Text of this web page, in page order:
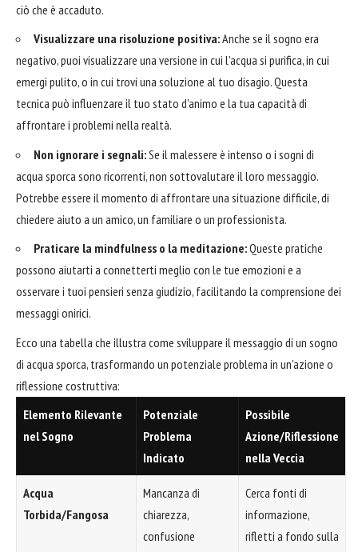
ciò che è accaduto.
Visualizzare una risoluzione positiva:Anche se il sogno era
negativo, puoi visualizzare una versione in cui l'acqua si purifica, in cui
emergi pulito, o in cui trovi una soluzione al tuo disagio. Questa
tecnica può influenzare il tuo stato d'animo e la tua capacità di
affrontare i problemi nella realtà.
Non ignorare i segnali:Se il malessere è intenso o i sogni di
acqua sporca sono ricorrenti, non sottovalutare il loro messaggio.
Potrebbe essere il momento di affrontare una situazione difficile, di
chiedere aiuto a un amico, un familiare o un professionista.
Praticare la mindfulness o la meditazione:Queste pratiche
possono aiutarti a connetterti meglio con le tue emozioni e a
osservare i tuoi pensieri senza giudizio, facilitando la comprensione dei
messaggi onirici.
Ecco una tabella che illustra come sviluppare il messaggio di un sogno
di acqua sporca, trasformando un potenziale problema in un'azione o
riflessione costruttiva:
Elemento Rilevante
nel Sogno
Potenziale
Problema
Indicato
Possibile
Azione/Riflessione
nella Veccia
Acqua
Torbida/Fangosa
Mancanza di
chiarezza,
confusione
Cerca fonti di
informazione,
rifletti a fondo sulla